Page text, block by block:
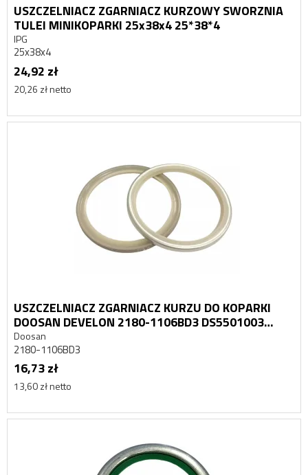
USZCZELNIACZ ZGARNIACZ KURZOWY SWORZNIA
TULEI MINIKOPARKI 25x38x4 25*38*4
IPG
25x38x4
24,92 zł
20,26 zł netto
USZCZELNIACZ ZGARNIACZ KURZU DO KOPARKI
DOOSAN DEVELON 2180-1106BD3 DS5501003
DS5502003
Doosan
2180-1106BD3
16,73 zł
13,60 zł netto